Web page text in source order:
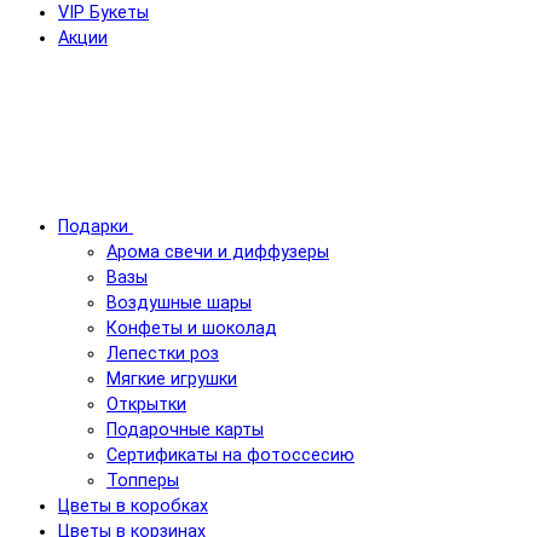
VIP Букеты
Акции
Подарки
Арома свечи и диффузеры
Вазы
Воздушные шары
Конфеты и шоколад
Лепестки роз
Мягкие игрушки
Открытки
Подарочные карты
Сертификаты на фотоссесию
Топперы
Цветы в коробках
Цветы в корзинах